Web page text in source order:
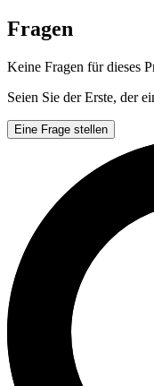
Fragen
Keine Fragen für dieses
Seien Sie der Erste, der
Eine Frage stellen